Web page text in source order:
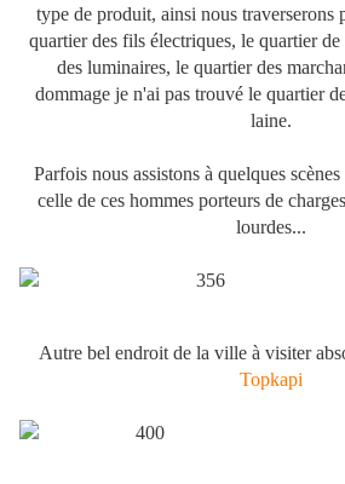
type de produit, ainsi nous traverserons
quartier des fils électriques, le quartier
des luminaires, le quartier des
dommage je n'ai pas trouvé le quartier
laine.
Parfois nous assistons à quelques
celle de ces hommes porteurs de
lourdes...
Autre bel endroit de la ville à visiter
Topkapi